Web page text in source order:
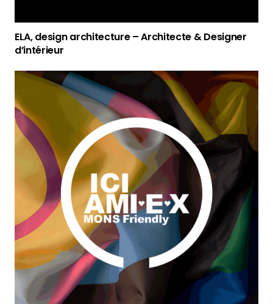
ELA, design architecture – Architecte & Designer
d’intérieur